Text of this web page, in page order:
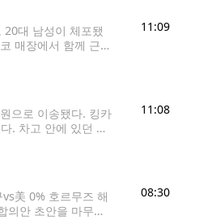
대 남성이 체포됐
매장에서 함께 근무
11:09
으로 이송됐다. 킹카
. 차고 안에 있던 테
11:08
美 0% 호르무즈 해
의안 초안을 마무리
08:30